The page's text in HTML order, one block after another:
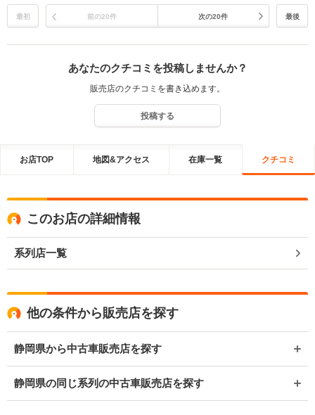
最初 前の20件 次の20件 最後
あなたのクチコミを投稿しませんか？
販売店のクチコミを書き込めます。
投稿する
お店TOP 地図&アクセス 在庫一覧 クチコミ
このお店の詳細情報
系列店一覧
他の条件から販売店を探す
静岡県から中古車販売店を探す
静岡県の同じ系列の中古車販売店を探す